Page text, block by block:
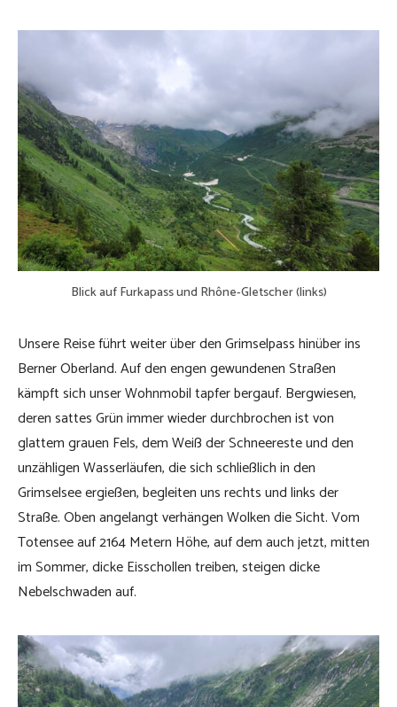
Blick auf Furkapass und Rhône-Gletscher (links)
Unsere Reise führt weiter über den Grimselpass hinüber ins
Berner Oberland. Auf den engen gewundenen Straßen
kämpft sich unser Wohnmobil tapfer bergauf. Bergwiesen,
deren sattes Grün immer wieder durchbrochen ist von
glattem grauen Fels, dem Weiß der Schneereste und den
unzähligen Wasserläufen, die sich schließlich in den
Grimselsee ergießen, begleiten uns rechts und links der
Straße. Oben angelangt verhängen Wolken die Sicht. Vom
Totensee auf 2164 Metern Höhe, auf dem auch jetzt, mitten
im Sommer, dicke Eisschollen treiben, steigen dicke
Nebelschwaden auf.